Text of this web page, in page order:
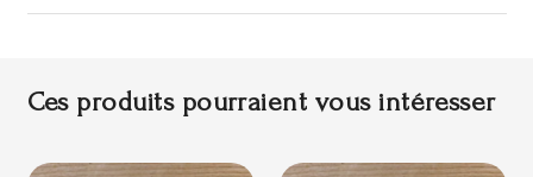
Ces produits pourraient vous intéresser